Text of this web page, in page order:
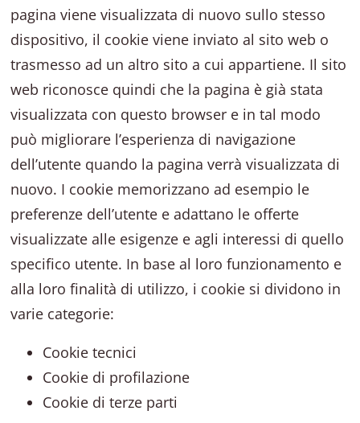
pagina viene visualizzata di nuovo sullo stesso
dispositivo, il cookie viene inviato al sito web o
trasmesso ad un altro sito a cui appartiene. Il sito
web riconosce quindi che la pagina è già stata
visualizzata con questo browser e in tal modo
può migliorare l’esperienza di navigazione
dell’utente quando la pagina verrà visualizzata di
nuovo. I cookie memorizzano ad esempio le
preferenze dell’utente e adattano le offerte
visualizzate alle esigenze e agli interessi di quello
specifico utente. In base al loro funzionamento e
alla loro finalità di utilizzo, i cookie si dividono in
varie categorie:
Cookie tecnici
Cookie di profilazione
Cookie di terze parti